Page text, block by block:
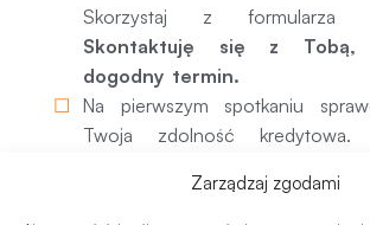
Zarządzaj zgodami
Skorzystaj z formularza
Skontaktuję się z Tobą,
dogodny termin.
Na pierwszym spotkaniu
Twoja zdolność
czy bank zaakceptuje dany